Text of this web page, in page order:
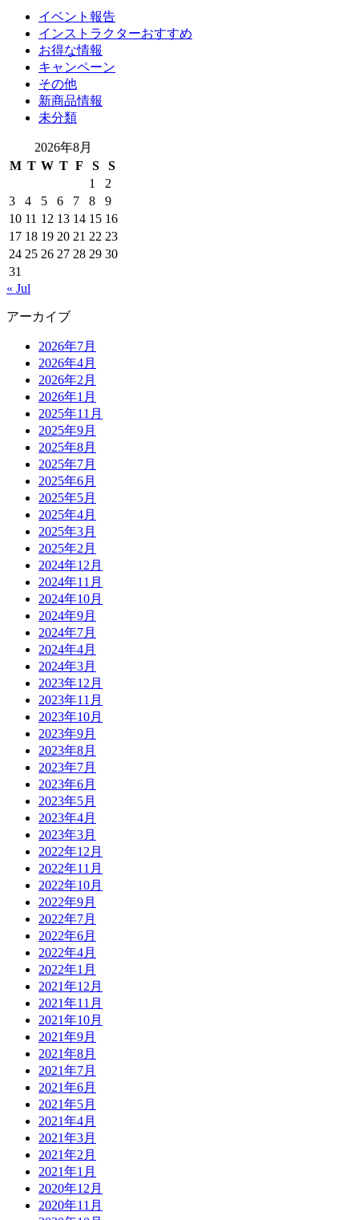
イベント報告
インストラクターおすすめ
お得な情報
キャンペーン
その他
新商品情報
未分類
2026年8月
M T W T F S
S
1
2
3
4 5 6 7 8
9
10 11 12 13 14 15 16
17 18 19 20 21 22 23
24 25 26 27 28 29 30
31
« Jul
アーカイブ
2026年7月
2026年4月
2026年2月
2026年1月
2025年11月
2025年9月
2025年8月
2025年7月
2025年6月
2025年5月
2025年4月
2025年3月
2025年2月
2024年12月
2024年11月
2024年10月
2024年9月
2024年7月
2024年4月
2024年3月
2023年12月
2023年11月
2023年10月
2023年9月
2023年8月
2023年7月
2023年6月
2023年5月
2023年4月
2023年3月
2022年12月
2022年11月
2022年10月
2022年9月
2022年7月
2022年6月
2022年4月
2022年1月
2021年12月
2021年11月
2021年10月
2021年9月
2021年8月
2021年7月
2021年6月
2021年5月
2021年4月
2021年3月
2021年2月
2021年1月
2020年12月
2020年11月